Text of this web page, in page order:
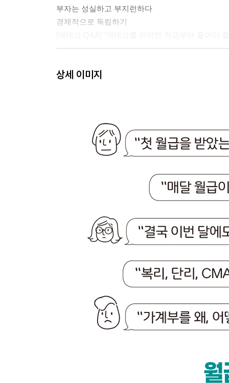
부자는 성실하고 부지런하다
경제적으로 독립하기
01 재테크의 주인은 바로 나
02 쓰기만 해도 재테크가 되는 가계부
부자들의 1등 습관
가계부 쓰기, 매번 포기하는 이유
03 ‘푼돈이 목돈 된다’ 식상해도 정석
푼돈과 공돈, 바로 잡자
[재테크 Q&A] “매일 1~2천 원을 쓰는 습관, 못 고칠
04 100원 벌어서 200원 쓰지 말자
같은 돈도 똑똑하게 쓰는 법
쉽고 편할수록 경계하자
수수료, 연체료는 절대 내지 말자
PART 3. 재테크 시작 전 알아야 할 은행 상식
01 주거래 은행의 불편한 진실
상세 이미지